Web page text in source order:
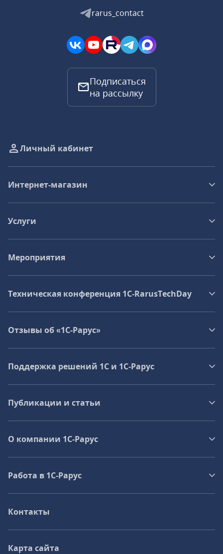
rarus_contact
Подписаться
на рассылку
Личный кабинет
Интернет-магазин
Услуги
Мероприятия
Техническая конференция 1C‑RarusTechDay
Отзывы об «1С-Рарус»
Поддержка решений 1С и 1С‑Рарус
Публикации и статьи
О компании 1C-Рарус
Работа в 1С‑Рарус
Контакты
Карта сайта